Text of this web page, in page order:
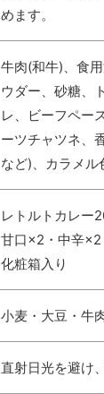
めます。
牛肉(和牛)、食
ウダー、砂糖、
レ、ビーフペー
ーツチャツネ、
など)、カラメル
レトルトカレー
甘口×2・中辛
化粧箱入り
小麦・大豆・牛
直射日光を避け